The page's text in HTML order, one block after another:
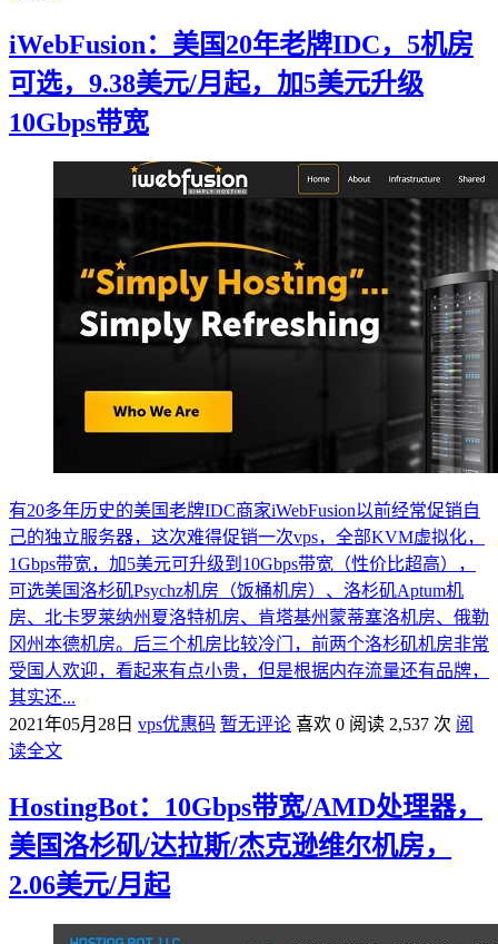
iWebFusion：美国20年老牌IDC，5机房
可选，9.38美元/月起，加5美元升级
10Gbps带宽
有20多年历史的美国老牌IDC商家iWebFusion以前经常促销自
己的独立服务器，这次难得促销一次vps，全部KVM虚拟化，
1Gbps带宽，加5美元可升级到10Gbps带宽（性价比超高），
可选美国洛杉矶Psychz机房（饭桶机房）、洛杉矶Aptum机
房、北卡罗莱纳州夏洛特机房、肯塔基州蒙蒂塞洛机房、俄勒
冈州本德机房。后三个机房比较冷门，前两个洛杉矶机房非常
受国人欢迎，看起来有点小贵，但是根据内存流量还有品牌，
其实还...
2021年05月28日 vps优惠码 暂无评论 喜欢 0 阅读 2,537 次 阅
读全文
HostingBot：10Gbps带宽/AMD处理器，
美国洛杉矶/达拉斯/杰克逊维尔机房，
2.06美元/月起